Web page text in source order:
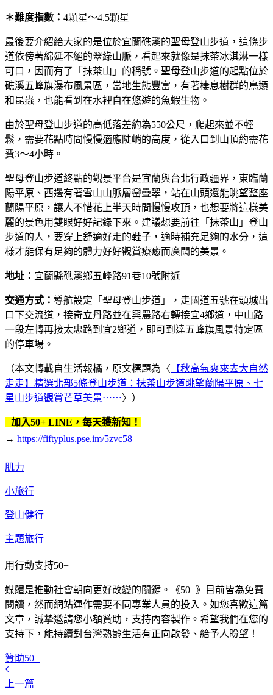
＊難度指數： 4顆星～4.5顆星
最後要介紹給大家的是位於宜蘭礁溪的聖母登山步道，這條步
道依傍著綿延不絕的翠綠山脈，看起來就像是抹茶冰淇淋一樣
可口，因而有了「抹茶山」的稱號。聖母登山步道的起點位於
礁溪五峰旗瀑布風景區，當地生態豐富，有著棲息樹群的鳥類
和昆蟲，也能看到在水裡自在悠遊的魚蝦生物。
由於聖母登山步道的高低落差約為550公尺，爬起來並不輕
鬆，需要花點時間慢慢適應陡峭的高度，從入口到山頂約需花
費3～4小時。
聖母登山步道終點的觀景平台是宜蘭與台北行政疆界，東臨蘭
陽平原、西邊有著雪山山脈層巒疊翠，站在山頭還能眺望整座
蘭陽平原，讓人不惜花上半天時間慢慢攻頂，也想要將這樣美
麗的景色用雙眼好好記錄下來。建議想要前往「抹茶山」登山
步道的人，要穿上舒適好走的鞋子，適時補充足夠的水分，這
樣才能保有足夠的體力好好觀賞療癒而廣闊的美景。
地址： 宜蘭縣礁溪鄉五峰路91巷10號附近
交通方式： 導航設定「聖母登山步道」，走國道五號在頭城出
口下交流道，接奇立丹路並在興農路右轉接宜4鄉道，中山路
一段左轉再接太忠路到宜2鄉道，即可到達五峰旗風景特定區
的停車場。
（本文轉載自生活報橘，原文標題為〈 【秋高氣爽來去大自然
走走】精選北部5條登山步道：抹茶山步道眺望蘭陽平原、七
星山步道觀賞芒草美景⋯⋯〉）
加入50+ LINE，每天獲新知！
→ https://fiftyplus.pse.im/5zvc58
肌力
小旅行
登山健行
主題旅行
用行動支持50+
媒體是推動社會朝向更好改變的關鍵。《50+》目前皆為免費
閱讀，然而網站運作需要不同專業人員的投入。如您喜歡這篇
文章，誠摯邀請您小額贊助，支持內容製作。希望我們在您的
支持下，能持續對台灣熟齡生活有正向啟發、給予人盼望！
贊助50+
上一篇